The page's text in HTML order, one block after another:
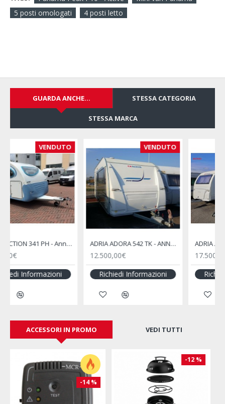
5 posti omologati
4 posti letto
GUARDA ANCHE... STESSA CATEGORIA
STESSA MARCA
VENDUTO
ADRIA ADORA 563 PT - ANNO 2013
Richiedi Informazioni
VENDUTO
Adria Adriatik 560 - 2002
trattativa riservata
Richiedi Informazioni
ACCESSORI IN PROMO VEDI TUTTI
-20 % -34 %